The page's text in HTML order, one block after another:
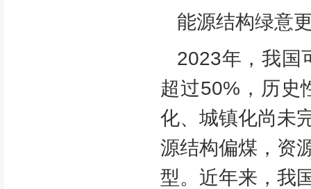
能源结构绿意
2023年，我国
超过50%，历史
化、城镇化尚未
源结构偏煤，资
型。近年来，我